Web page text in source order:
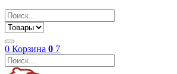
0 Корзина 0 7